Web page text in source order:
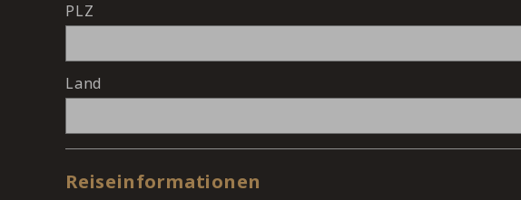
PLZ
Land
Reiseinformationen